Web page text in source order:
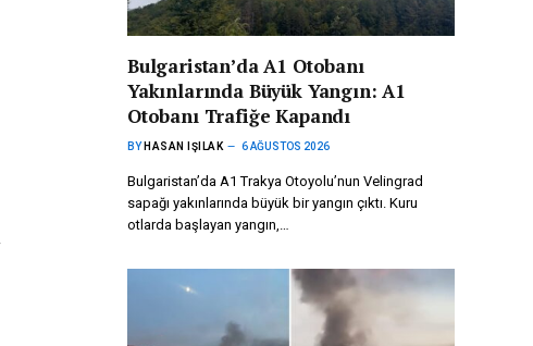
Bulgaristan’da A1 Otobanı
Yakınlarında Büyük Yangın: A1
Otobanı Trafiğe Kapandı
BY HASAN IŞILAK 6 AĞUSTOS 2026
Bulgaristan’da A1 Trakya Otoyolu’nun Velingrad
sapağı yakınlarında büyük bir yangın çıktı. Kuru
otlarda başlayan yangın,…